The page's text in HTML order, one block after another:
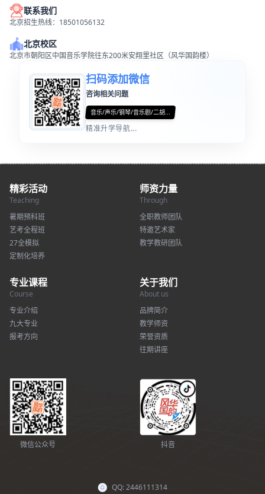
联系我们
北京招生热线：18501056132
北京校区
北京市朝阳区中国音乐学院往东200米安翔里社区（风华国韵楼）
扫码添加微信
咨询相关问题
音乐/声乐/钢琴/音乐剧/二胡...
精准升学导航...
精彩活动
Teaching
暑期预科班
艺考全程班
27全模拟
定制化培养
师资力量
Through
全职教师团队
特邀艺术家
教学教研团队
专业课程
Course
专业介绍
九大专业
报考方向
关于我们
About us
品牌简介
教学师资
荣誉资质
往期讲座
微信公众号 抖音
QQ: 2446111314